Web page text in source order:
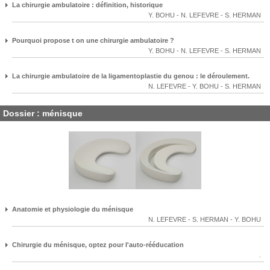
La chirurgie ambulatoire : définition, historique
Y. BOHU - N. LEFEVRE - S. HERMAN
Pourquoi propose t on une chirurgie ambulatoire ?
Y. BOHU - N. LEFEVRE - S. HERMAN
La chirurgie ambulatoire de la ligamentoplastie du genou : le déroulement.
N. LEFEVRE - Y. BOHU - S. HERMAN
Dossier : ménisque
Anatomie et physiologie du ménisque
N. LEFEVRE - S. HERMAN - Y. BOHU
Chirurgie du ménisque, optez pour l'auto-rééducation